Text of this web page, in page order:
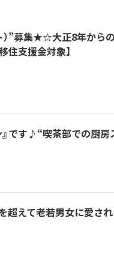
）”募集★☆大正8年から
住支援金対象】
です♪“喫茶部での厨房
超えて老若男女に愛さ